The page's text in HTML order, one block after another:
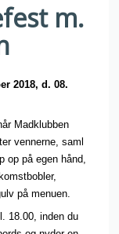
m.
2018, d. 08.
Madklubben
vennerne, saml
op på egen hånd,
på menuen.
18.00, inden du